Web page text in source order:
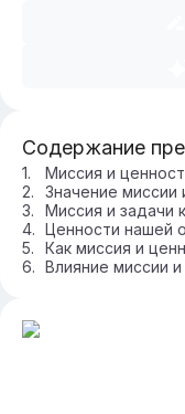
Содержание
Миссия и
Значение миссии
Миссия и задачи
Ценности нашей
Как миссия и
Влияние миссии